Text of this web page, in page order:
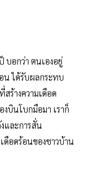
บอกว่า ตนเองอยู่
น ได้รับผลกระทบ
สร้างความเดือด
บินโบกมือมา เราก็
และการสั่น
อดร้อนของชาวบ้าน